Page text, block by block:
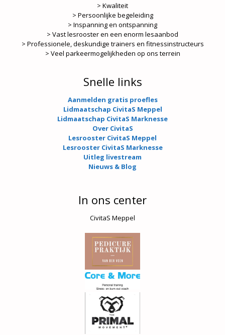
> Kwaliteit
> Persoonlijke begeleiding
> Inspanning en ontspanning
> Vast lesrooster en een enorm lesaanbod
> Professionele, deskundige trainers en fitnessinstructeurs
> Veel parkeermogelijkheden op ons terrein
Snelle links
Aanmelden gratis proefles
Lidmaatschap CivitaS Meppel
Lidmaatschap CivitaS Marknesse
Over CivitaS
Lesrooster CivitaS Meppel
Lesrooster CivitaS Marknesse
Uitleg livestream
Nieuws & Blog
In ons center
CivitaS Meppel